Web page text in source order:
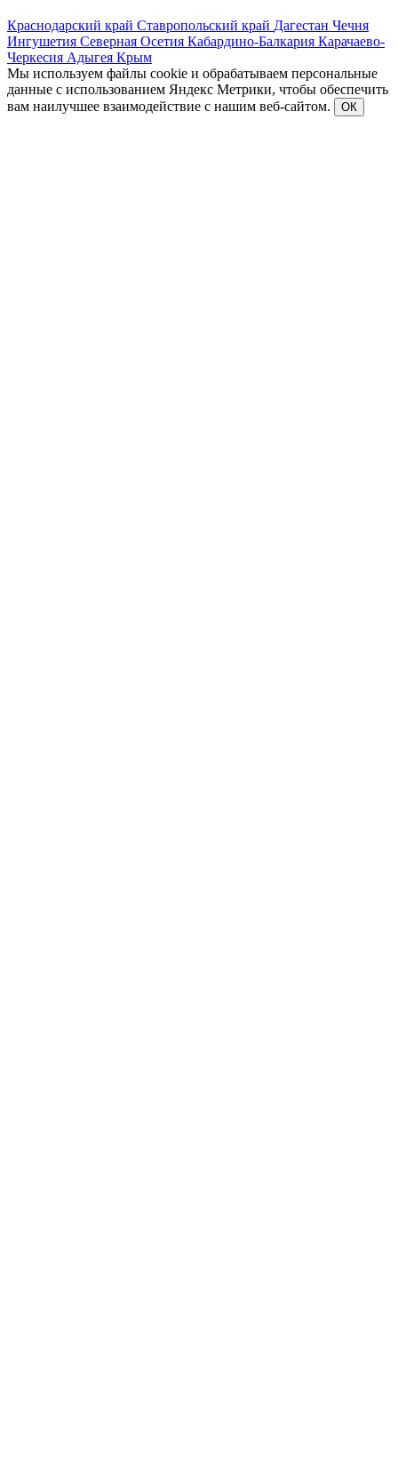
Краснодарский край Ставропольский край Дагестан Чечня
Ингушетия Северная Осетия Кабардино-Балкария Карачаево-
Черкесия Адыгея Крым
Мы используем файлы cookie и обрабатываем персональные
данные с использованием Яндекс Метрики, чтобы обеспечить
вам наилучшее взаимодействие с нашим веб-сайтом.
ОК